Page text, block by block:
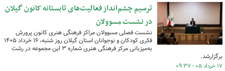
ترسیم چشم‌انداز فعالیت‌های تابستانه کانون گیلان
در نشست مسوولان
نشست فصلی مسوولان مراکز فرهنگی هنری کانون پرورش
فکری کودکان و نوجوانان استان گیلان روز شنبه، ۱۶ خرداد ۱۴۰۵
به‌میزبانی مرکز فرهنگی هنری شماره ۳ این مجموعه در رشت
برگزارشد.
۱۷ خرداد ۰۵ - ۰۹:۳۷